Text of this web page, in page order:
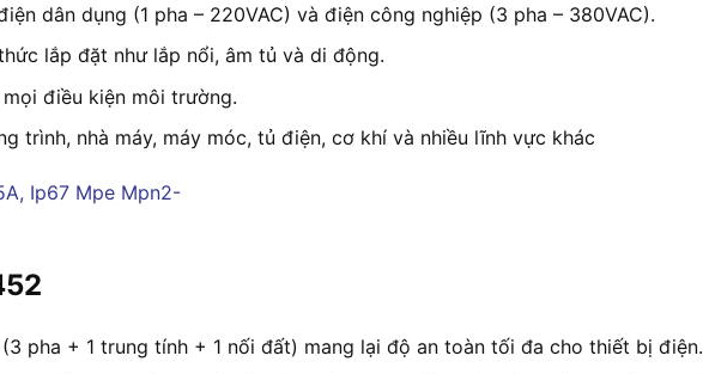
dân dụng (1 pha – 220VAC) và điện công nghiệp (3 pha – 380VAC).
lắp đặt như lắp nổi, âm tủ và di động.
điều kiện môi trường.
trình, nhà máy, máy móc, tủ điện, cơ khí và nhiều lĩnh vực khác
pha + 1 trung tính + 1 nối đất) mang lại độ an toàn tối đa cho thiết bị điện.